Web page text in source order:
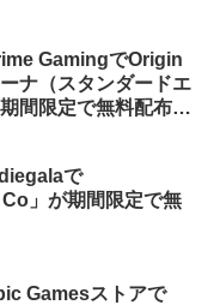
GamingでOrigin
ナ（スタンダードエ
間限定で無料配布中
で
」が期間限定で無
Gamesストアで